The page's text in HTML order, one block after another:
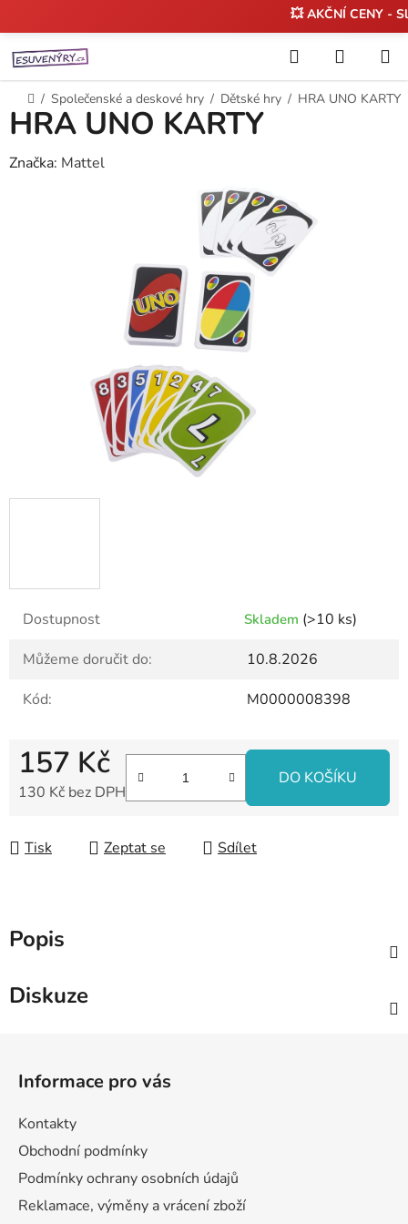
na
obsah
💥 AKČNÍ CENY -
Hledat
KOŠÍK
Domů
/ Společenské a deskové hry / Dětské hry / HRA UNO KARTY
Dostupnost Skladem (>10 ks)
Můžeme doručit do:
10.8.2026
Kód:
M0000008398
157 Kč
130 Kč bez DPH
DO KOŠÍKU
Tisk Zeptat se Sdílet
HRA UNO KARTY
Značka: Mattel
Popis
Diskuze
Informace pro vás
Kontakty
Obchodní podmínky
Podmínky ochrany osobních údajů
Reklamace, výměny a vrácení zboží